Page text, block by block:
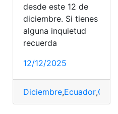
desde este 12 de
diciembre. Si tienes
alguna inquietud
recuerda
12/12/2025
Diciembre,Ecuador,